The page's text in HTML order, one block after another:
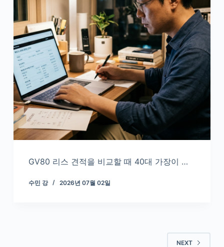
GV80 리스 견적을 비교할 때 40대 가장이 …
수민 강 2026년 07월 02일
NEXT